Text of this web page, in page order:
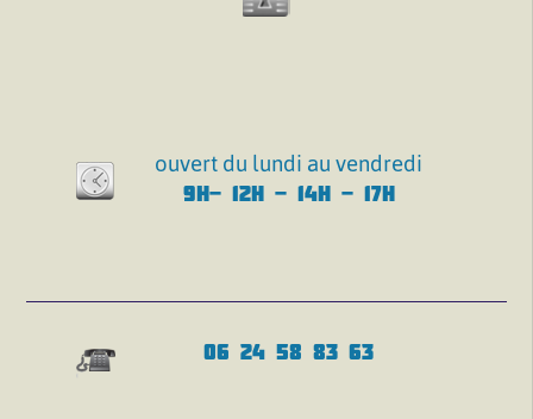
ouvert du lundi au vendredi
9H- 12H - 14H - 17H
06 24 58 83 63